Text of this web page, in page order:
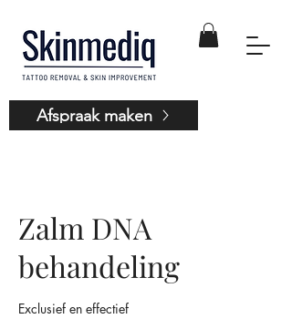
Afspraak maken
Zalm DNA
behandeling
Exclusief en effectief